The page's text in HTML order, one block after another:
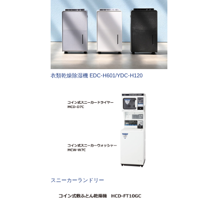
衣類乾燥除湿機 EDC-H601/YDC-H120
スニーカーランドリー